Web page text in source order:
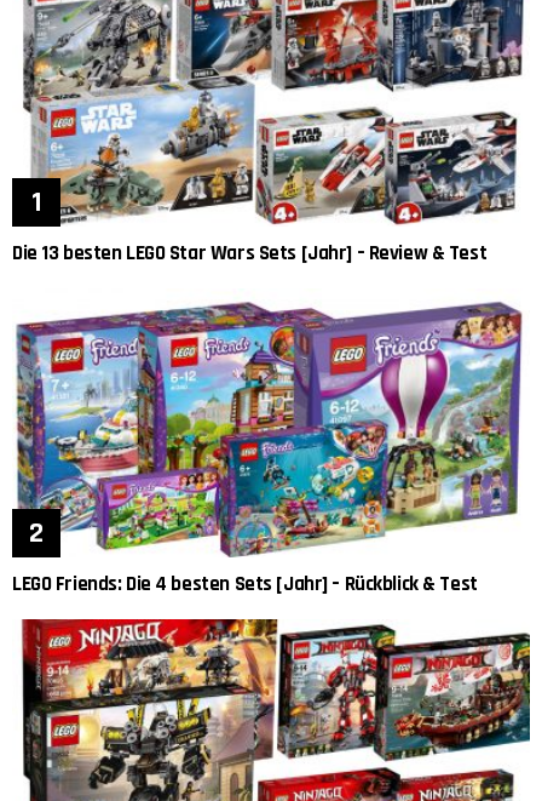
Die 13 besten LEGO Star Wars Sets [Jahr] – Review & Test
LEGO Friends: Die 4 besten Sets [Jahr] – Rückblick & Test